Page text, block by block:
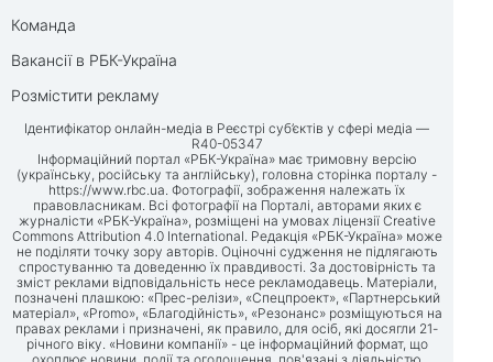
Команда
Вакансії в РБК-Україна
Розмістити рекламу
Ідентифікатор онлайн-медіа в Реєстрі суб’єктів у сфері медіа —
R40-05347
Інформаційний портал «РБК-Україна» має тримовну версію
(українську, російську та англійську), головна сторінка порталу -
https://www.rbc.ua. Фотографії, зображення належать їх
правовласникам. Всі фотографії на Порталі, авторами яких є
журналісти «РБК-Україна», розміщені на умовах ліцензії Creative
Commons Attribution 4.0 International. Редакція «РБК-Україна» може
не поділяти точку зору авторів. Оціночні судження не підлягають
спростуванню та доведенню їх правдивості. За достовірність та
зміст реклами відповідальність несе рекламодавець. Матеріали,
позначені плашкою: «Прес-релізи», «Спецпроект», «Партнерський
матеріал», «Promo», «Благодійність», «Резонанс» розміщуються на
правах реклами і призначені, як правило, для осіб, які досягли 21-
річного віку. «Новини компанії» - це інформаційний формат, що